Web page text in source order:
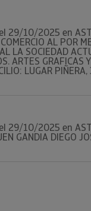
29/10/2025 en
AL POR
LA SOCIEDAD
ARTES GRAFICAS
LUGAR
29/10/2025 en
GANDIA DIEGO